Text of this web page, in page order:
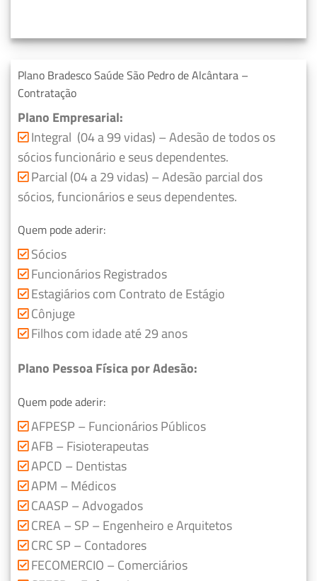
Plano Bradesco Saúde São Pedro de Alcântara –
Contratação
Plano Empresarial:
Integral (04 a 99 vidas) – Adesão de todos os
sócios funcionário e seus dependentes.
Parcial (04 a 29 vidas) – Adesão parcial dos
sócios, funcionários e seus dependentes.
Quem pode aderir:
Sócios
Funcionários Registrados
Estagiários com Contrato de Estágio
Cônjuge
Filhos com idade até 29 anos
Plano Pessoa Física por Adesão:
Quem pode aderir:
AFPESP – Funcionários Públicos
AFB – Fisioterapeutas
APCD – Dentistas
APM – Médicos
CAASP – Advogados
CREA – SP – Engenheiro e Arquitetos
CRC SP – Contadores
FECOMERCIO – Comerciários